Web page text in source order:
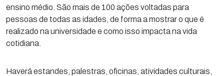
ensino médio. São mais de 100 ações voltadas para
pessoas de todas as idades, de forma a mostrar o que é
realizado na universidade e como isso impacta na vida
cotidiana.
Haverá estandes, palestras, oficinas, atividades culturais,